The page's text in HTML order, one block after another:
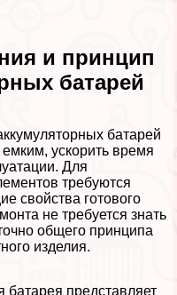
и принцип
батарей
батарей
ускорить время
Для
требуются
свойства готового
не требуется знать
общего принципа
изделия.
батарея представляет